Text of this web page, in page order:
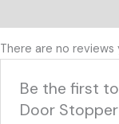
There are no reviews
Be the first
Door Stopper